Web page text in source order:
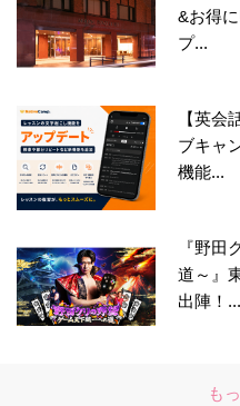
&お得
プ...
【英会
ブキャ
機能...
『野田
道～』
出陣！...
も